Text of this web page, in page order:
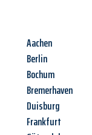
Aachen
Berlin
Bochum
Bremerhaven
Duisburg
Frankfurt